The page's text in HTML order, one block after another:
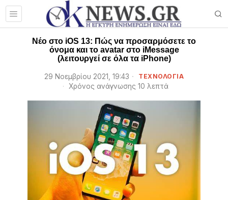
Νέο στο iOS 13: Πώς να προσαρμόσετε το
όνομα και το avatar στο iMessage
(λειτουργεί σε όλα τα iPhone)
29 Νοεμβρίου 2021, 19:43 ΤΕΧΝΟΛΟΓΙΑ
Χρόνος ανάγνωσης 10 λεπτά